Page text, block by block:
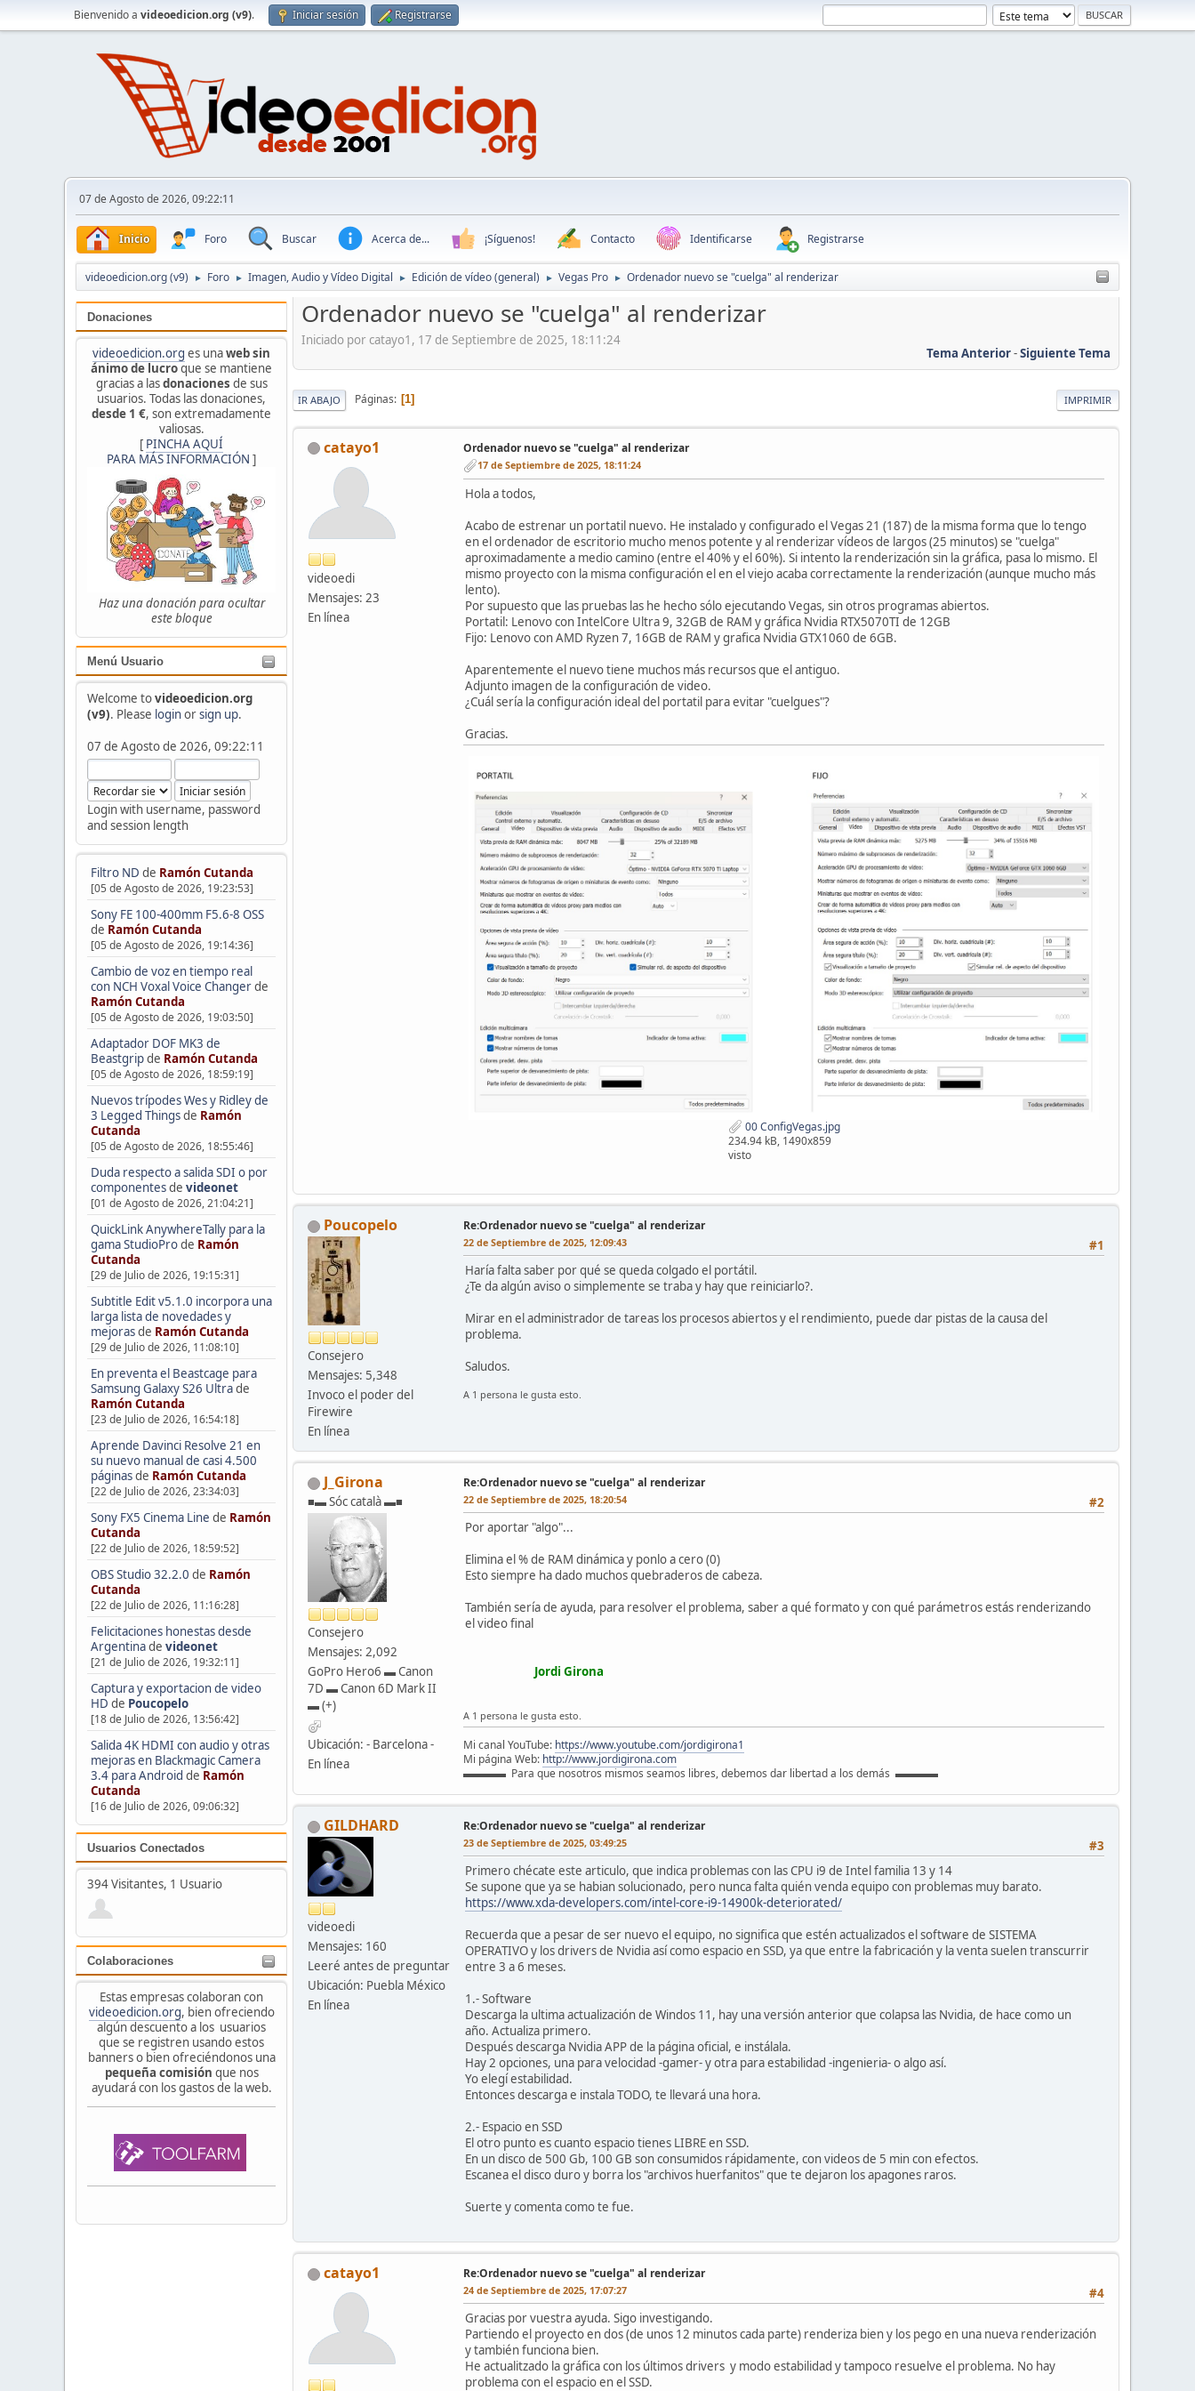
Bienvenido a videoedicion.org (v9). Iniciar sesión Registrarse
07 de Agosto de 2026, 09:22:11
Inicio Foro Buscar Acerca de... ¡Síguenos! Contacto Identificarse Registrarse
videoedicion.org (v9) ► Foro ► Imagen, Audio y Vídeo Digital ► Edición de vídeo (general) ► Vegas Pro ► Ordenador nuevo se "cuelga" al renderizar
Donaciones
videoedicion.org es unaweb sin
ánimo de lucroque se mantiene
gracias a lasdonaciones de sus
usuarios. Todas las donaciones,
desde 1 €, son extremadamente
valiosas.
[ PINCHA AQUÍ
PARA MÁS INFORMACIÓN ]
Haz una donación para ocultar
este bloque
Menú Usuario
Welcome tovideoedicion.org
(v9). Please loginorsign up.
07 de Agosto de 2026, 09:22:11
Login with username, password
and session length
Filtro ND de Ramón Cutanda
[05 de Agosto de 2026, 19:23:53]
Sony FE 100-400mm F5.6-8 OSS
de Ramón Cutanda
[05 de Agosto de 2026, 19:14:36]
Cambio de voz en tiempo real
con NCH Voxal Voice Changerde
Ramón Cutanda
[05 de Agosto de 2026, 19:03:50]
Adaptador DOF MK3 de
Beastgripde Ramón Cutanda
[05 de Agosto de 2026, 18:59:19]
Nuevos trípodes Wes y Ridley de
3 Legged Thingsde Ramón
Cutanda
[05 de Agosto de 2026, 18:55:46]
Duda respecto a salida SDI o por
componentesde videonet
[01 de Agosto de 2026, 21:04:21]
QuickLink AnywhereTally para la
gama StudioProde Ramón
Cutanda
[29 de Julio de 2026, 19:15:31]
Subtitle Edit v5.1.0 incorpora una
larga lista de novedades y
mejorasde Ramón Cutanda
[29 de Julio de 2026, 11:08:10]
En preventa el Beastcage para
Samsung Galaxy S26 Ultrade
Ramón Cutanda
[23 de Julio de 2026, 16:54:18]
Aprende Davinci Resolve 21 en
su nuevo manual de casi 4.500
páginasde Ramón Cutanda
[22 de Julio de 2026, 23:34:03]
Sony FX5 Cinema Line de Ramón
Cutanda
[22 de Julio de 2026, 18:59:52]
OBS Studio 32.2.0 de Ramón
Cutanda
[22 de Julio de 2026, 11:16:28]
Felicitaciones honestas desde
Argentinade videonet
[21 de Julio de 2026, 19:32:11]
Captura y exportacion de video
HD de Poucopelo
[18 de Julio de 2026, 13:56:42]
Salida 4K HDMI con audio y otras
mejoras en Blackmagic Camera
3.4 para Android de Ramón
Cutanda
[16 de Julio de 2026, 09:06:32]
Usuarios Conectados
394 Visitantes, 1 Usuario
Colaboraciones
Estas empresas colaboran con
videoedicion.org, bien ofreciendo
algún descuento a los usuarios
que se registren usando estos
banners o bien ofreciéndonos una
pequeña comisión que nos
ayudará con los gastos de la web.
Ordenador nuevo se "cuelga" al renderizar
Iniciado por catayo1, 17 de Septiembre de 2025, 18:11:24
Tema Anterior-Siguiente Tema
IMPRIMIR
IR ABAJO Páginas 1
catayo1
videoedi
Mensajes: 23
En línea
Ordenador nuevo se "cuelga" al renderizar
17 de Septiembre de 2025, 18:11:24
Hola a todos,
Acabo de estrenar un portatil nuevo. He instalado y configurado el Vegas 21 (187) de la misma forma que lo tengo
en el ordenador de escritorio mucho menos potente y al renderizar vídeos de largos (25 minutos) se "cuelga"
aproximadamente a medio camino (entre el 40% y el 60%). Si intento la renderización sin la gráfica, pasa lo mismo. El
mismo proyecto con la misma configuración el en el viejo acaba correctamente la renderización (aunque mucho más
lento).
Por supuesto que las pruebas las he hecho sólo ejecutando Vegas, sin otros programas abiertos.
Portatil: Lenovo con IntelCore Ultra 9, 32GB de RAM y gráfica Nvidia RTX5070TI de 12GB
Fijo: Lenovo con AMD Ryzen 7, 16GB de RAM y grafica Nvidia GTX1060 de 6GB.
Aparentemente el nuevo tiene muchos más recursos que el antiguo.
Adjunto imagen de la configuración de video.
¿Cuál sería la configuración ideal del portatil para evitar "cuelgues"?
Gracias.
00 ConfigVegas.jpg
234.94 kB, 1490x859
visto
Poucopelo
Consejero
Mensajes: 5,348
Invoco el poder del
Firewire
En línea
Re:Ordenador nuevo se "cuelga" al renderizar
#1
22 de Septiembre de 2025, 12:09:43
Haría falta saber por qué se queda colgado el portátil.
¿Te da algún aviso o simplemente se traba y hay que reiniciarlo?.
Mirar en el administrador de tareas los procesos abiertos y el rendimiento, puede dar pistas de la causa del
problema.
Saludos.
A 1 persona le gusta esto.
J_Girona
■▬ Sóc català ▬■
Consejero
Mensajes: 2,092
GoPro Hero6 ▬ Canon
7D ▬ Canon 6D Mark II
▬ (+)
Ubicación: - Barcelona -
En línea
Re:Ordenador nuevo se "cuelga" al renderizar
#2
22 de Septiembre de 2025, 18:20:54
Por aportar "algo"...
Elimina el % de RAM dinámica y ponlo a cero (0)
Esto siempre ha dado muchos quebraderos de cabeza.
También sería de ayuda, para resolver el problema, saber a qué formato y con qué parámetros estás renderizando
el video final
Jordi Girona
A 1 persona le gusta esto.
Mi canal YouTube: https://www.youtube.com/jordigirona1
Mi página Web: http://www.jordigirona.com
▬▬▬▬ Para que nosotros mismos seamos libres, debemos dar libertad a los demás ▬▬▬▬
GILDHARD
videoedi
Mensajes: 160
Leeré antes de preguntar
Ubicación: Puebla México
En línea
Re:Ordenador nuevo se "cuelga" al renderizar
#3
23 de Septiembre de 2025, 03:49:25
Primero chécate este articulo, que indica problemas con las CPU i9 de Intel familia 13 y 14
Se supone que ya se habian solucionado, pero nunca falta quién venda equipo con problemas muy barato.
https://www.xda-developers.com/intel-core-i9-14900k-deteriorated/
Recuerda que a pesar de ser nuevo el equipo, no significa que estén actualizados el software de SISTEMA
OPERATIVO y los drivers de Nvidia así como espacio en SSD, ya que entre la fabricación y la venta suelen transcurrir
entre 3 a 6 meses.
1.- Software
Descarga la ultima actualización de Windos 11, hay una versión anterior que colapsa las Nvidia, de hace como un
año. Actualiza primero.
Después descarga Nvidia APP de la página oficial, e instálala.
Hay 2 opciones, una para velocidad -gamer- y otra para estabilidad -ingenieria- o algo así.
Yo elegí estabilidad.
Entonces descarga e instala TODO, te llevará una hora.
2.- Espacio en SSD
El otro punto es cuanto espacio tienes LIBRE en SSD.
En un disco de 500 Gb, 100 GB son consumidos rápidamente, con videos de 5 min con efectos.
Escanea el disco duro y borra los "archivos huerfanitos" que te dejaron los apagones raros.
Suerte y comenta como te fue.
catayo1 Re:Ordenador nuevo se "cuelga" al renderizar
#4
24 de Septiembre de 2025, 17:07:27
Gracias por vuestra ayuda. Sigo investigando.
Partiendo el proyecto en dos (de unos 12 minutos cada parte) renderiza bien y los pego en una nueva renderización
y también funciona bien.
He actualitzado la gráfica con los últimos drivers y modo estabilidad y tampoco resuelve el problema. No hay
problema con el espacio en el SSD.